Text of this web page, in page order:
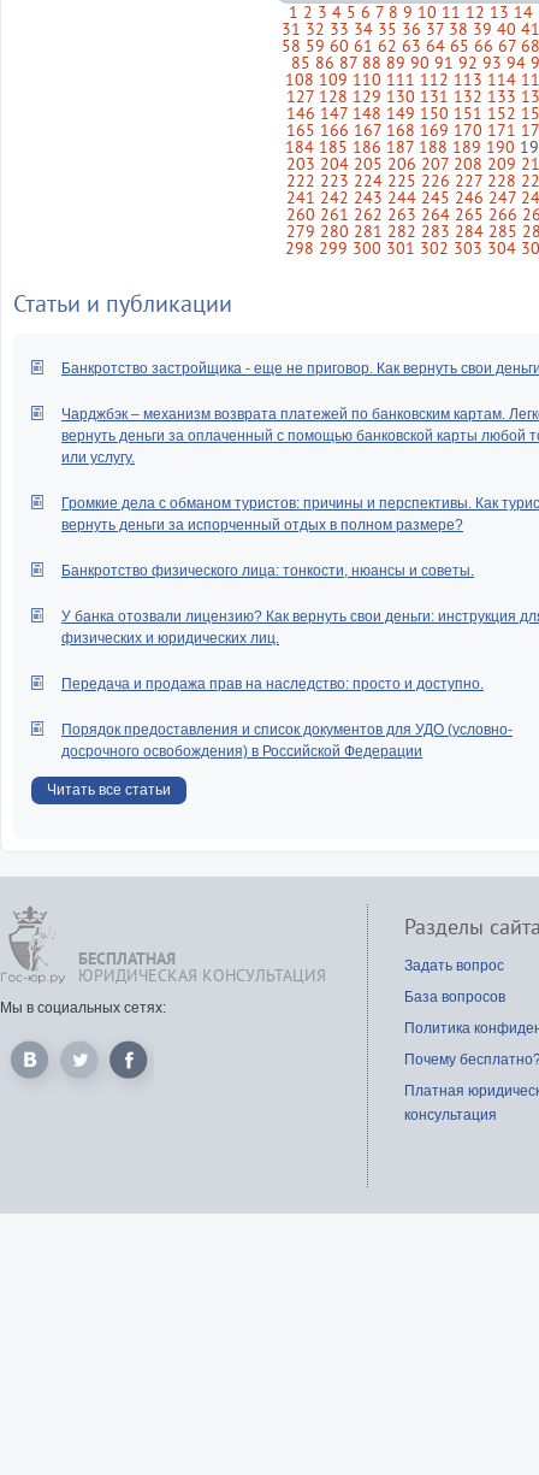
1 2 3 4 5 6 7 8 9 10 11 12 13 14
31 32 33 34 35 36 37 38 39 40
58 59 60 61 62 63 64 65 66 67 68
85 86 87 88 89 90 91 92 93 94
108 109 110 111 112 113 114
127 128 129 130 131 132 133
146 147 148 149 150 151 152
165 166 167 168 169 170 171
184 185 186 187 188 189 190
203 204 205 206 207 208 209
222 223 224 225 226 227 228
241 242 243 244 245 246 247
260 261 262 263 264 265 266
279 280 281 282 283 284 285
298 299 300 301 302 303 304
Статьи и публикации
Банкротство застройщика - еще не приговор. Как вернуть свои
Чарджбэк – механизм возврата платежей по банковским картам.
вернуть деньги за оплаченный с помощью банковской карты любой
или услугу.
Громкие дела с обманом туристов: причины и перспективы. Как
вернуть деньги за испорченный отдых в полном размере?
Банкротство физического лица: тонкости, нюансы и советы.
У банка отозвали лицензию? Как вернуть свои деньги: инструкция
физических и юридических лиц.
Передача и продажа прав на наследство: просто и доступно.
Порядок предоставления и список документов для УДО (условно-
досрочного освобождения) в Российской Федерации
Читать все статьи
БЕСПЛАТНАЯ
ЮРИДИЧЕСКАЯ КОНСУЛЬТАЦИЯ
Мы в социальных сетях:
Разделы
Задать вопрос
База вопросов
Политика
Почему
Платная
консультация